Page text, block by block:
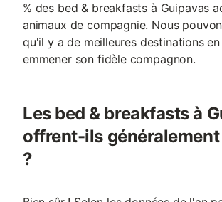
% des bed & breakfasts à Guipavas
animaux de compagnie. Nous
qu'il y a de meilleures destinations
emmener son fidèle compagnon.
Les bed & breakfasts à
offrent-ils
?